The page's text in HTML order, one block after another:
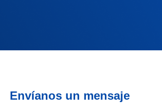
Envíanos un mensaje